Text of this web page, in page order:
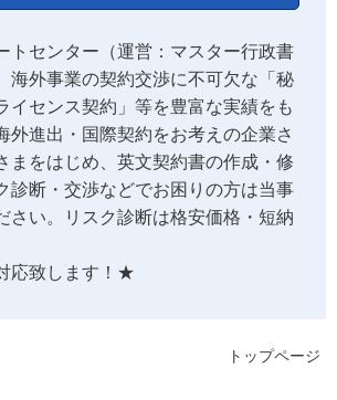
トセンター（運営：マスター行政書
海外事業の契約交渉に不可欠な「秘
イセンス契約」等を豊富な実績をも
外進出・国際契約をお考えの企業さ
まをはじめ、英文契約書の作成・修
診断・交渉などでお困りの方は当事
さい。リスク診断は格安価格・短納
応致します！★
トップページ